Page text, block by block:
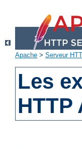
Apache > Serveur
Les
HTTP